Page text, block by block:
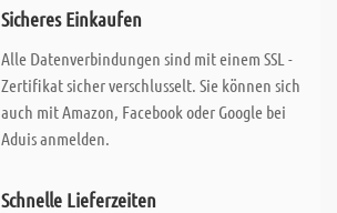
Sicheres Einkaufen
Alle Datenverbindungen sind mit einem SSL -
Zertifikat sicher verschlusselt. Sie können sich
auch mit Amazon, Facebook oder Google bei
Aduis anmelden.
Schnelle Lieferzeiten